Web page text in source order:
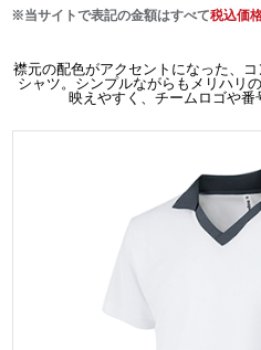
※当サイトで表記の金額はすべて税込価
襟元の配色がアクセントになった、
シャツ。シンプルながらもメリハリ
映えやすく、チームロゴや番